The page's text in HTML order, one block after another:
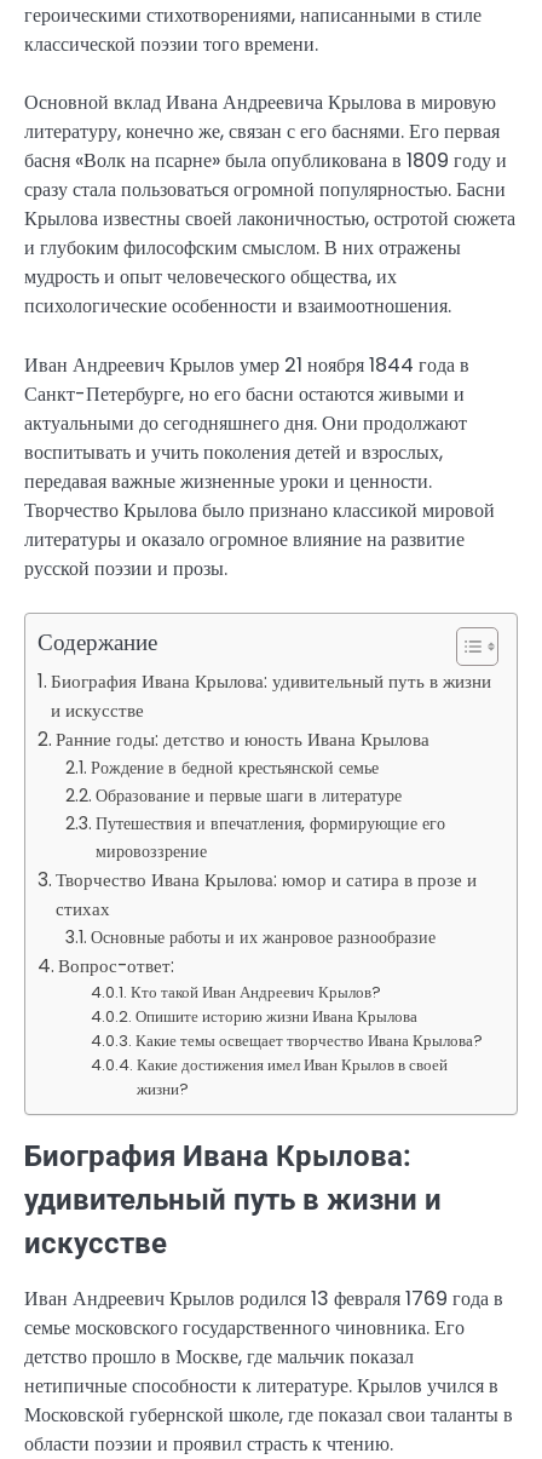
героическими стихотворениями, написанными в стиле
классической поэзии того времени.
Основной вклад Ивана Андреевича Крылова в мировую
литературу, конечно же, связан с его баснями. Его первая
басня «Волк на псарне» была опубликована в 1809 году и
сразу стала пользоваться огромной популярностью. Басни
Крылова известны своей лаконичностью, остротой сюжета
и глубоким философским смыслом. В них отражены
мудрость и опыт человеческого общества, их
психологические особенности и взаимоотношения.
Иван Андреевич Крылов умер 21 ноября 1844 года в
Санкт-Петербурге, но его басни остаются живыми и
актуальными до сегодняшнего дня. Они продолжают
воспитывать и учить поколения детей и взрослых,
передавая важные жизненные уроки и ценности.
Творчество Крылова было признано классикой мировой
литературы и оказало огромное влияние на развитие
русской поэзии и прозы.
Содержание
Биография Ивана Крылова: удивительный путь в жизни
и искусстве
Ранние годы: детство и юность Ивана Крылова
Рождение в бедной крестьянской семье
Образование и первые шаги в литературе
Путешествия и впечатления, формирующие его
мировоззрение
Творчество Ивана Крылова: юмор и сатира в прозе и
стихах
Основные работы и их жанровое разнообразие
Вопрос-ответ:
Кто такой Иван Андреевич Крылов?
Опишите историю жизни Ивана Крылова
Какие темы освещает творчество Ивана Крылова?
Какие достижения имел Иван Крылов в своей
жизни?
Биография Ивана Крылова:
удивительный путь в жизни и
искусстве
Иван Андреевич Крылов родился 13 февраля 1769 года в
семье московского государственного чиновника. Его
детство прошло в Москве, где мальчик показал
нетипичные способности к литературе. Крылов учился в
Московской губернской школе, где показал свои таланты в
области поэзии и проявил страсть к чтению.